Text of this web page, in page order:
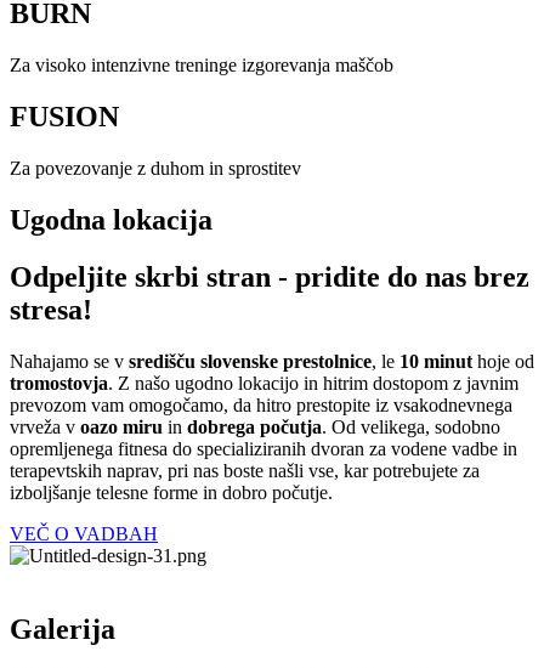
BURN
Za visoko intenzivne treninge izgorevanja maščob
FUSION
Za povezovanje z duhom in sprostitev
Ugodna lokacija
Odpeljite skrbi stran - pridite do nas brez
stresa!
Nahajamo se v središču slovenske prestolnice, le 10 minut hoje od
tromostovja. Z našo ugodno lokacijo in hitrim dostopom z javnim
prevozom vam omogočamo, da hitro prestopite iz vsakodnevnega
vrveža v oazo miru in dobrega počutja. Od velikega, sodobno
opremljenega fitnesa do specializiranih dvoran za vodene vadbe in
terapevtskih naprav, pri nas boste našli vse, kar potrebujete za
izboljšanje telesne forme in dobro počutje.
VEČ O VADBAH
Galerija